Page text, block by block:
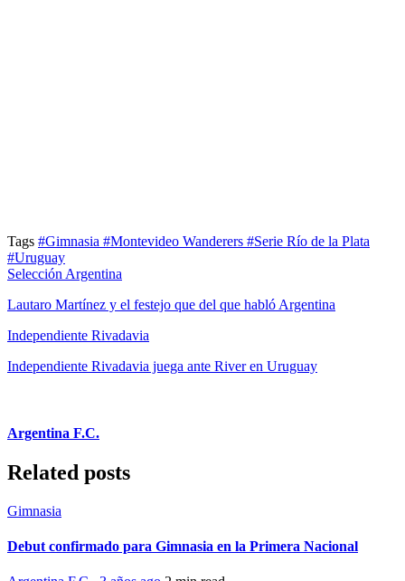
Tags #Gimnasia #Montevideo Wanderers #Serie Río de la Plata
#Uruguay
Selección Argentina
Lautaro Martínez y el festejo que del que habló Argentina
Independiente Rivadavia
Independiente Rivadavia juega ante River en Uruguay
Argentina F.C.
Related posts
Gimnasia
Debut confirmado para Gimnasia en la Primera Nacional